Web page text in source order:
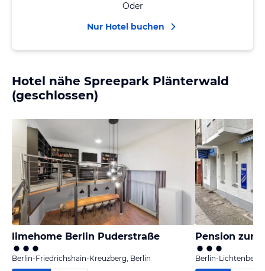
Oder
Nur Hotel buchen
Hotel nähe Spreepark Plänterwald
(geschlossen)
limehome Berlin Puderstraße
Berlin-Friedrichshain-Kreuzberg, Berlin
Pension zum
Berlin-